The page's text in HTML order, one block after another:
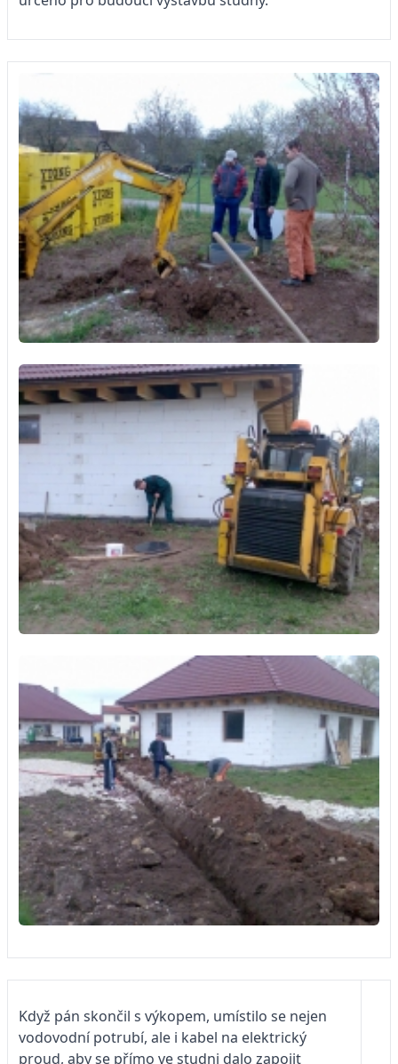
Když pán skončil s výkopem, umístilo se nejen
vodovodní potrubí, ale i kabel na elektrický
proud, aby se přímo ve studni dalo zapojit